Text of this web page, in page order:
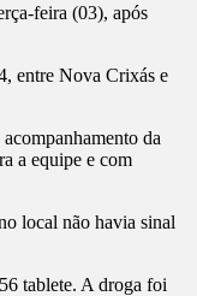
feira (03), após
entre Nova Crixás e
da
a equipe e com
local não havia sinal
tablete. A droga foi